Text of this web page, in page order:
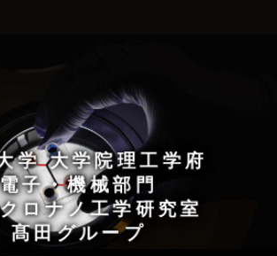
学 大学院理工学府
電子・機械部門
ロナノ工学研究室
髙田グループ